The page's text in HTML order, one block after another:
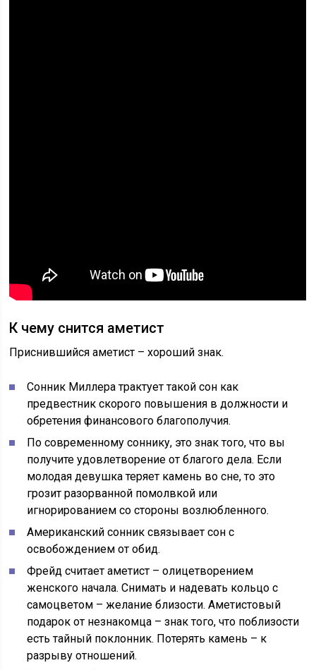
К чему снится аметист
Приснившийся аметист – хороший знак.
Сонник Миллера трактует такой сон как
предвестник скорого повышения в должности и
обретения финансового благополучия.
По современному соннику, это знак того, что вы
получите удовлетворение от благого дела. Если
молодая девушка теряет камень во сне, то это
грозит разорванной помолвкой или
игнорированием со стороны возлюбленного.
Американский сонник связывает сон с
освобождением от обид.
Фрейд считает аметист – олицетворением
женского начала. Снимать и надевать кольцо с
самоцветом – желание близости. Аметистовый
подарок от незнакомца – знак того, что поблизости
есть тайный поклонник. Потерять камень – к
разрыву отношений.